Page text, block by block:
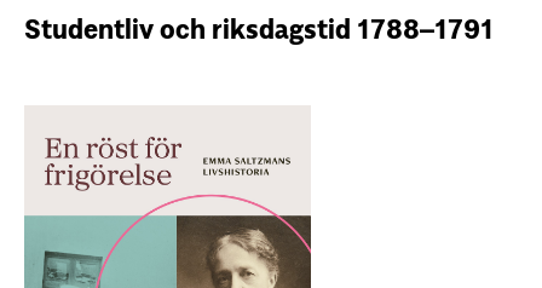
Studentliv och riksdagstid 1788–1791